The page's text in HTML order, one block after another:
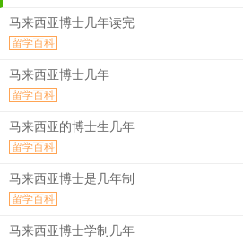
马来西亚博士几年读完
留学百科
马来西亚博士几年
留学百科
马来西亚的博士生几年
留学百科
马来西亚博士是几年制
留学百科
马来西亚博士学制几年